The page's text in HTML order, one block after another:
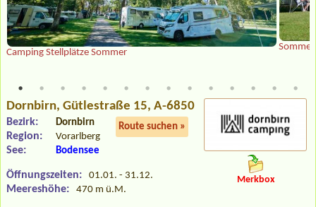
Camping Stellplätze Sommer
Dornbirn, Gütlestraße 15, A-6850
Route suchen »
Bezirk: Dornbirn
Region: Vorarlberg
See: Bodensee
Öffnungszeiten: 01.01. - 31.12.
Meereshöhe: 470 m ü.M.
Merkbox